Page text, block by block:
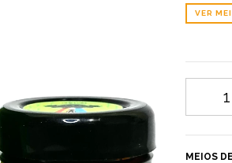
VER
MEIOS